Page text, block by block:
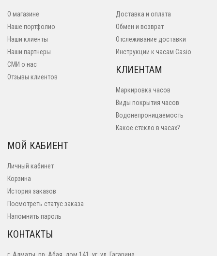
О магазине
Наше портфолио
Наши клиенты
Наши партнеры
СМИ о нас
Отзывы клиентов
Доставка и оплата
Обмен и возврат
Отслеживание доставки
Инструкции к часам Casio
КЛИЕНТАМ
Маркировка часов
Виды покрытия часов
Водонепроницаемость
Какое стекло в часах?
МОЙ КАБИЕНТ
Личный кабинет
Корзина
История заказов
Посмотреть статус заказа
Напомнить пароль
КОНТАКТЫ